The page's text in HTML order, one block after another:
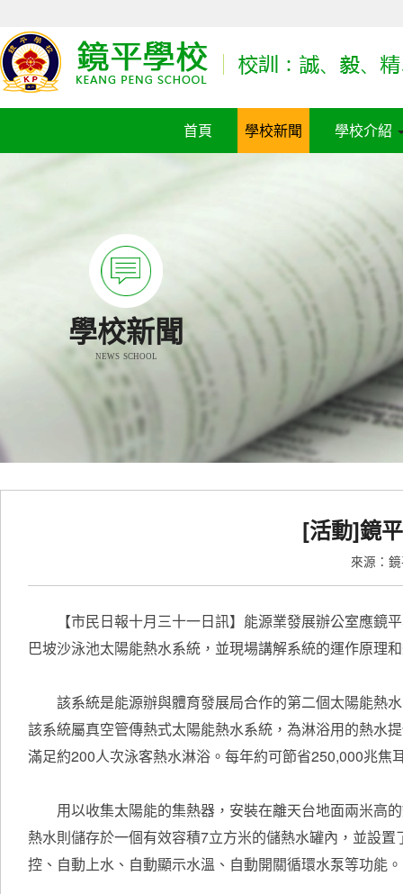
首頁 學校新聞 學校介紹
學校新聞
NEWS SCHOOL
[活動]鏡
來源：
【市民日報十月三十一日訊】能源業發展辦公室應鏡
巴坡沙泳池太陽能熱水系統，並現場講解系統的運作原理
該系統是能源辦與體育發展局合作的第二個太陽能熱
該系統屬真空管傳熱式太陽能熱水系統，為淋浴用的熱水
滿足約200人次泳客熱水淋浴。每年約可節省250,000兆
用以收集太陽能的集熱器，安裝在離天台地面兩米高
熱水則儲存於一個有效容積7立方米的儲熱水罐內，並設
控、自動上水、自動顯示水溫、自動開關循環水泵等功能。